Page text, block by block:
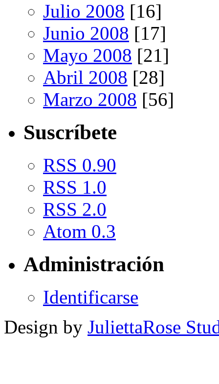
Julio 2008 [16]
Junio 2008 [17]
Mayo 2008 [21]
Abril 2008 [28]
Marzo 2008 [56]
Suscríbete
RSS 0.90
RSS 1.0
RSS 2.0
Atom 0.3
Administración
Identificarse
Design by JuliettaRose